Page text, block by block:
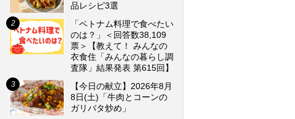
品レシピ3選
「ベトナム料理で食べたい
のは？」＜回答数38,109
票＞【教えて！ みんなの
衣食住「みんなの暮らし調
査隊」結果発表 第615回】
【今日の献立】2026年8月
8日(土)「牛肉とコーンの
ガリバタ炒め」